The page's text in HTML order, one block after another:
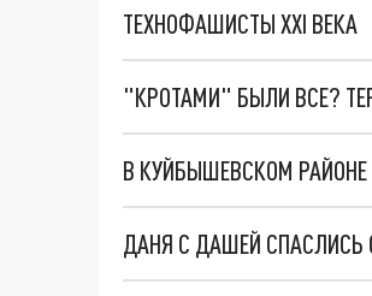
ТЕХНОФАШИСТЫ XXI ВЕКА
"КРОТАМИ" БЫЛИ ВСЕ?
В КУЙБЫШЕВСКОМ
ДАНЯ С ДАШЕЙ СПАСЛИСЬ